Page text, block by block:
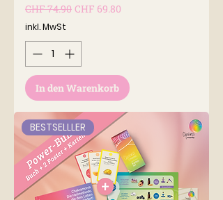
Standardpreis
CHF 74.90 Sale-Preis
CHF 69.80
inkl. MwSt
In den Warenkorb
BESTSELLLER